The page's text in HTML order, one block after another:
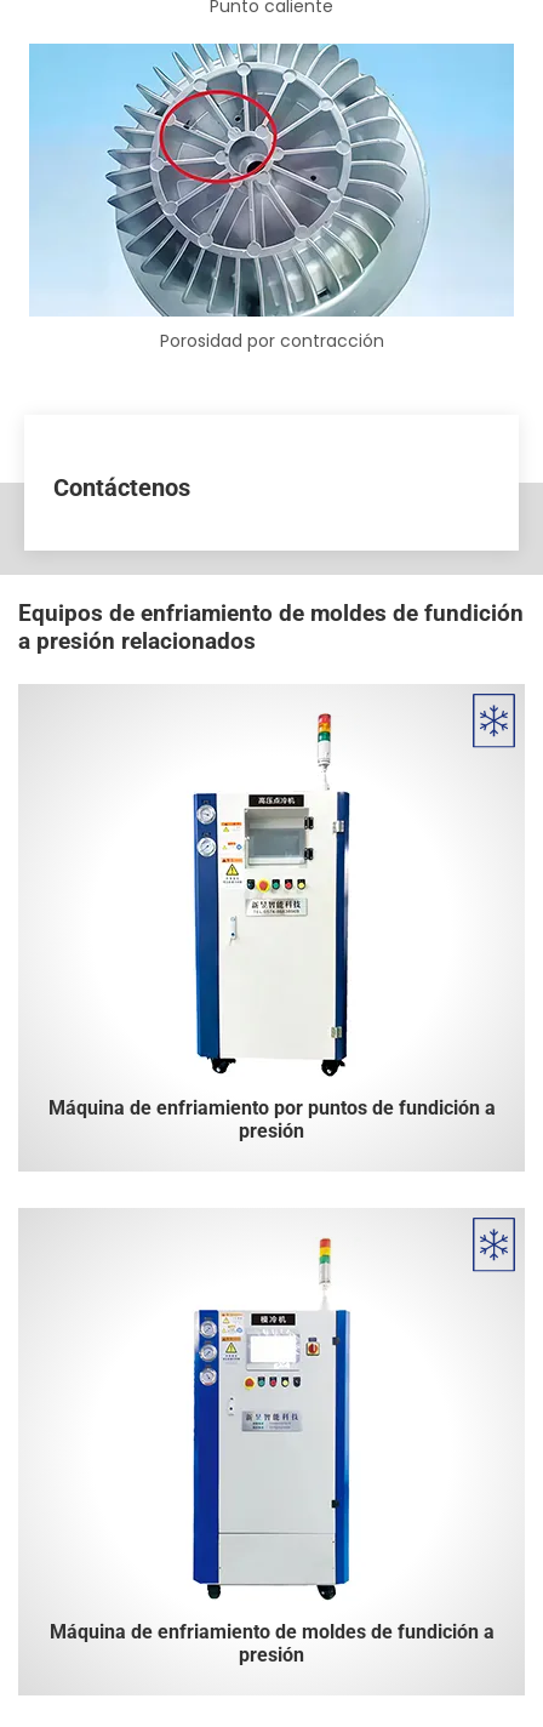
Punto caliente
Porosidad por contracción
Contáctenos
Equipos de enfriamiento de moldes de fundición
a presión relacionados
Máquina de enfriamiento por puntos de fundición a
presión
Máquina de enfriamiento de moldes de fundición a
presión